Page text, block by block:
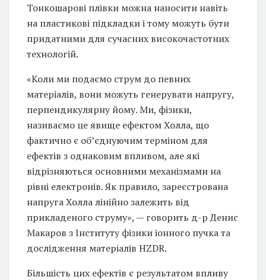
Тонкошарові плівки можна наносити навіть
на пластикові підкладки і тому можуть бути
придатними для сучасних високочастотних
технологій.
«Коли ми подаємо струм до певних
матеріалів, вони можуть генерувати напругу,
перпендикулярну йому. Ми, фізики,
називаємо це явище ефектом Холла, що
фактично є об’єднуючим терміном для
ефектів з однаковим впливом, але які
відрізняються основними механізмами на
рівні електронів. Як правило, зареєстрована
напруга Холла лінійно залежить від
прикладеного струму», — говорить д-р Денис
Макаров з Інституту фізики іонного пучка та
дослідження матеріалів HZDR.
Більшість цих ефектів є результатом впливу